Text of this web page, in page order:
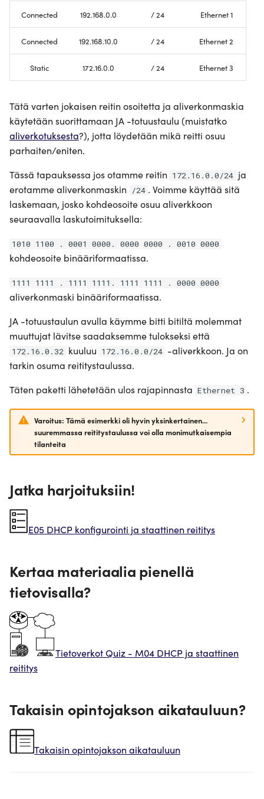
Connected 192.168.0.0 / 24 Ethernet 1
Connected 192.168.10.0 / 24 Ethernet 2
Static 172.16.0.0 / 24 Ethernet 3
Tätä varten jokaisen reitin osoitetta ja aliverkonmaskia
käytetään suorittamaan JA -totuustaulu (muistatko
aliverkotuksesta?), jotta löydetään mikä reitti osuu
parhaiten/eniten.
Tässä tapauksessa jos otamme reitin 172.16.0.0/24 ja
erotamme aliverkonmaskin
/24 . Voimme käyttää sitä
laskemaan, josko kohdeosoite osuu aliverkkoon
seuraavalla laskutoimituksella:
1010 1100 . 0001 0000. 0000 0000 . 0010 0000
kohdeosoite binääriformaatissa.
1111 1111 . 1111 1111. 1111 1111 . 0000 0000
aliverkonmaski binääriformaatissa.
JA -totuustaulun avulla käymme bitti bitiltä molemmat
muuttujat lävitse saadaksemme tulokseksi että
172.16.0.32 kuuluu 172.16.0.0/24 -aliverkkoon. Ja on
tarkin osuma reititystaulussa.
Täten paketti lähetetään ulos rajapinnasta Ethernet 3 .
Varoitus: Tämä esimerkki oli hyvin yksinkertainen...
suuremmassa reititystaulussa voi olla monimutkaisempia
tilanteita
Jatka harjoituksiin!
E05 DHCP konfigurointi ja staattinen reititys
Kertaa materiaalia pienellä
tietovisalla?
Tietoverkot Quiz - M04 DHCP ja staattinen
reititys
Takaisin opintojakson aikatauluun?
Takaisin opintojakson aikatauluun